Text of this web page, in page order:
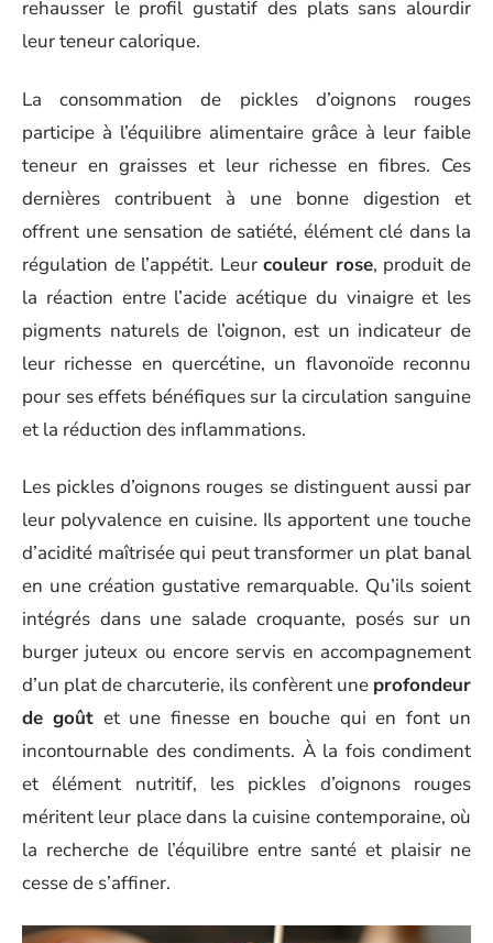
rehausser le profil gustatif des plats sans alourdir
leur teneur calorique.
La consommation de pickles d’oignons rouges
participe à l’équilibre alimentaire grâce à leur faible
teneur en graisses et leur richesse en fibres. Ces
dernières contribuent à une bonne digestion et
offrent une sensation de satiété, élément clé dans la
régulation de l’appétit. Leurcouleur rose, produit de
la réaction entre l’acide acétique du vinaigre et les
pigments naturels de l’oignon, est un indicateur de
leur richesse en quercétine, un flavonoïde reconnu
pour ses effets bénéfiques sur la circulation sanguine
et la réduction des inflammations.
Les pickles d’oignons rouges se distinguent aussi par
leur polyvalence en cuisine. Ils apportent une touche
d’acidité maîtrisée qui peut transformer un plat banal
en une création gustative remarquable. Qu’ils soient
intégrés dans une salade croquante, posés sur un
burger juteux ou encore servis en accompagnement
d’un plat de charcuterie, ils confèrent une profondeur
de goût et une finesse en bouche qui en font un
incontournable des condiments. À la fois condiment
et élément nutritif, les pickles d’oignons rouges
méritent leur place dans la cuisine contemporaine, où
la recherche de l’équilibre entre santé et plaisir ne
cesse de s’affiner.